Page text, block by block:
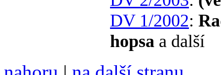
DV 1/2002:
hopsa a další